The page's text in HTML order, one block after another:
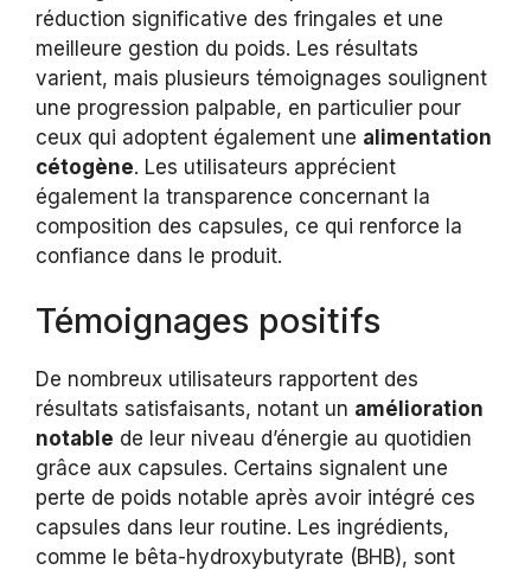
réduction significative des fringales et une
meilleure gestion du poids. Les résultats
varient, mais plusieurs témoignages soulignent
une progression palpable, en particulier pour
ceux qui adoptent également une alimentation
cétogène. Les utilisateurs apprécient
également la transparence concernant la
composition des capsules, ce qui renforce la
confiance dans le produit.
Témoignages positifs
De nombreux utilisateurs rapportent des
résultats satisfaisants, notant un amélioration
notable de leur niveau d’énergie au quotidien
grâce aux capsules. Certains signalent une
perte de poids notable après avoir intégré ces
capsules dans leur routine. Les ingrédients,
comme le bêta-hydroxybutyrate (BHB), sont